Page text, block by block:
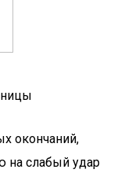
окончаний,
на слабый удар